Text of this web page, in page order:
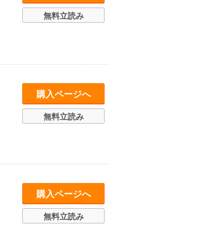
無料立読み
購入ページへ
無料立読み
購入ページへ
無料立読み